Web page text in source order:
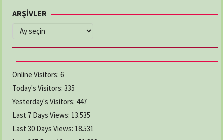
ARŞİVLER
ARŞİVLER
Online Visitors: 6
Today's Visitors: 335
Yesterday's Visitors: 447
Last 7 Days Views: 13.535
Last 30 Days Views: 18.531